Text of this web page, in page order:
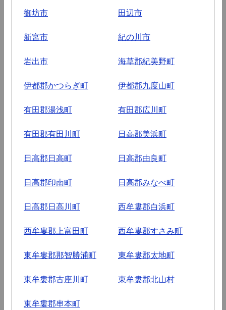
御坊市 田辺市
新宮市 紀の川市
岩出市 海草郡紀美野町
伊都郡かつらぎ町 伊都郡九度山町
有田郡湯浅町 有田郡広川町
有田郡有田川町 日高郡美浜町
日高郡日高町 日高郡由良町
日高郡印南町 日高郡みなべ町
日高郡日高川町 西牟婁郡白浜町
西牟婁郡上富田町 西牟婁郡すさみ町
東牟婁郡那智勝浦町 東牟婁郡太地町
東牟婁郡古座川町 東牟婁郡北山村
東牟婁郡串本町